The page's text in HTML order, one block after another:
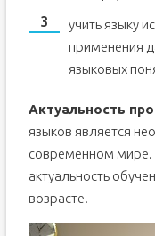
учить языку
применения
языковых
Актуальность
языков является
современном мире.
актуальность
возрасте.